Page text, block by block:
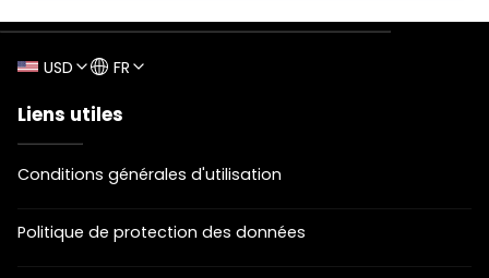
USD FR
Liens utiles
Conditions générales d'utilisation
Politique de protection des données